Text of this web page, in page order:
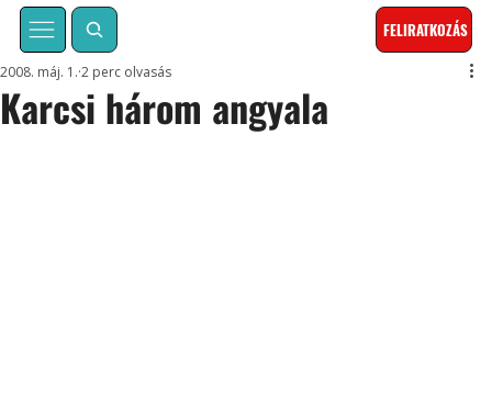
FELIRATKOZÁS
Karcsi három angyala
2008. máj. 1. 2 perc olvasás